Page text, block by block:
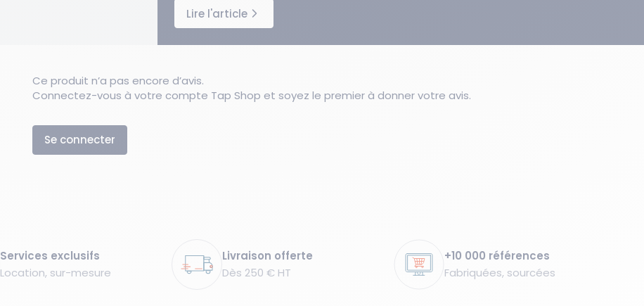
Lire l'article
Ce produit n’a pas encore d’avis.
Connectez-vous à votre compte Tap Shop et soyez le premier à donner votre avis.
Se connecter
Services exclusifs
Location, sur-mesure
Livraison offerte
Dès 250 € HT
+10 000 références
Fabriquées, sourcées